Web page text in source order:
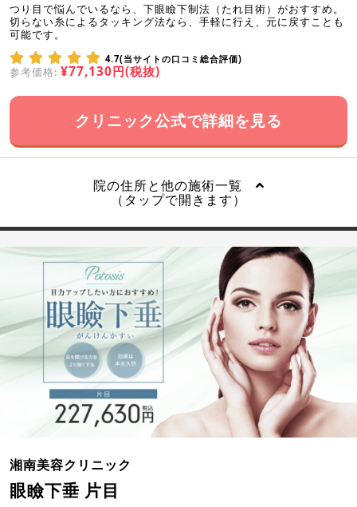
つり目で悩んでいるなら、下眼瞼下制法（たれ目術）がおすすめ。
切らない糸によるタッキング法なら、手軽に行え、元に戻すことも
可能です。
4.7(当サイトの口コミ総合評価)
参考価格: ¥77,130円(税抜)
クリニック公式で詳細を見る
院の住所と他の施術一覧
（タップで開きます）
湘南美容クリニック
眼瞼下垂 片目